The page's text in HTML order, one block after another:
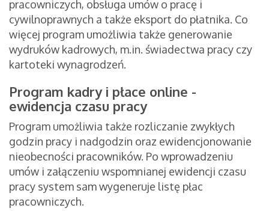
pracowniczych, obsługa umów o pracę i
cywilnoprawnych a także eksport do płatnika. Co
więcej program umożliwia także generowanie
wydruków kadrowych, m.in. świadectwa pracy czy
kartoteki wynagrodzeń.
Program kadry i płace online -
ewidencja czasu pracy
Program umożliwia także rozliczanie zwykłych
godzin pracy i nadgodzin oraz ewidencjonowanie
nieobecności pracowników. Po wprowadzeniu
umów i załączeniu wspomnianej ewidencji czasu
pracy system sam wygeneruje listę płac
pracowniczych.